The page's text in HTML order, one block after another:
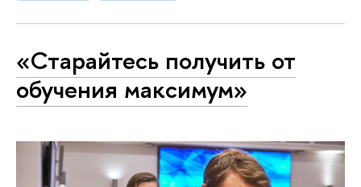
«Старайтесь получить от
обучения максимум»